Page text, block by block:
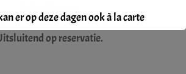
Prijs : 59€ p.p.
op reservatie.
er op deze dagen ook à la carte
gegeten worden.